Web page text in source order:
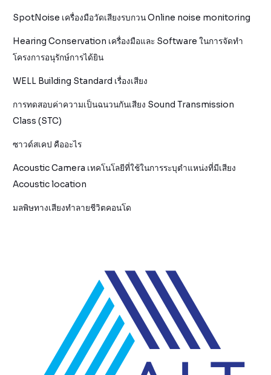
SpotNoise เครื่องมือวัดเสียงรบกวน Online noise monitoring
Hearing Conservation เครื่องมือและ Software ในการจัดทำ
โครงการอนุรักษ์การได้ยิน
WELL Building Standard เรื่องเสียง
การทดสอบค่าความเป็นฉนวนกันเสียง Sound Transmission
Class (STC)
ซาวด์สเคป คืออะไร
Acoustic Camera เทคโนโลยีที่ใช้ในการระบุตำแหน่งที่มีเสียง
Acoustic location
มลพิษทางเสียงทำลายชีวิตคอนโด